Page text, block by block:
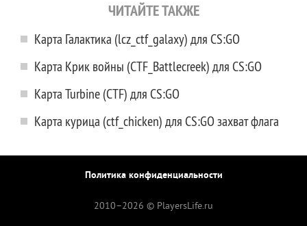
ЧИТАЙТЕ ТАКЖЕ
Карта Галактика (lcz_ctf_galaxy) для CS:GO
Карта Крик войны (CTF_Battlecreek) для CS:GO
Карта Turbine (CTF) для CS:GO
Карта курица (ctf_chicken) для CS:GO захват флага
Политика конфиденциальности
2010–2026 © PlayersLife.ru